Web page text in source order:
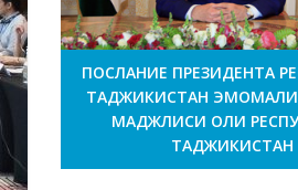
ПОСЛАНИЕ ПРЕЗИДЕНТА
ТАДЖИКИСТАН
МАДЖЛИСИ ОЛИ
ТАДЖИКИСТАН